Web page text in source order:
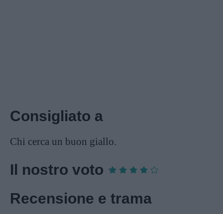
Consigliato a
Chi cerca un buon giallo.
Il nostro voto
Recensione e trama